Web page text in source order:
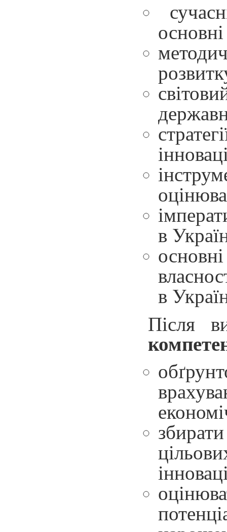
в
в
Після